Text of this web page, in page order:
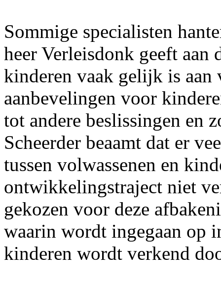
Sommige specialisten
heer Verleisdonk geeft
kinderen vaak gelijk is aan
aanbevelingen voor
tot andere beslissingen en
Scheerder beaamt dat er
tussen volwassenen en
ontwikkelingstraject niet
gekozen voor deze
waarin wordt ingegaan op
kinderen wordt verkend